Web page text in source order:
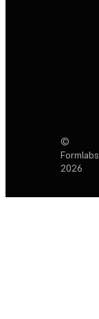
©
Formlabs
2026